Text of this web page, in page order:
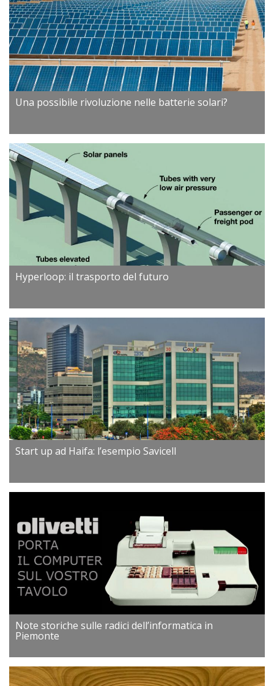
Una possibile rivoluzione nelle batterie solari?
Hyperloop: il trasporto del futuro
Start up ad Haifa: l’esempio Savicell
Note storiche sulle radici dell’informatica in
Piemonte